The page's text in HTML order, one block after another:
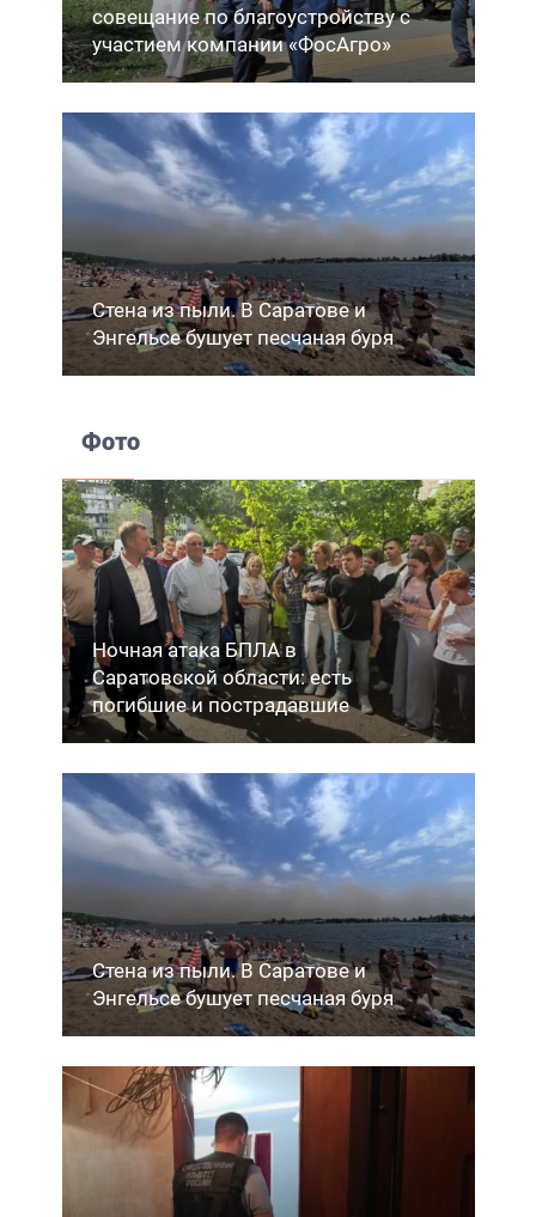
совещание по благоустройству с
участием компании «ФосАгро»
Стена из пыли. В Саратове и
Энгельсе бушует песчаная буря
Фото
Ночная атака БПЛА в
Саратовской области: есть
погибшие и пострадавшие
Стена из пыли. В Саратове и
Энгельсе бушует песчаная буря